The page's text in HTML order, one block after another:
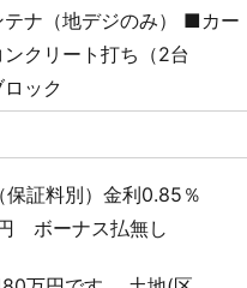
ナ（地デジのみ） ■カー
クリート打ち（2台
ック
証料別）金利0.85％
ボーナス払無し